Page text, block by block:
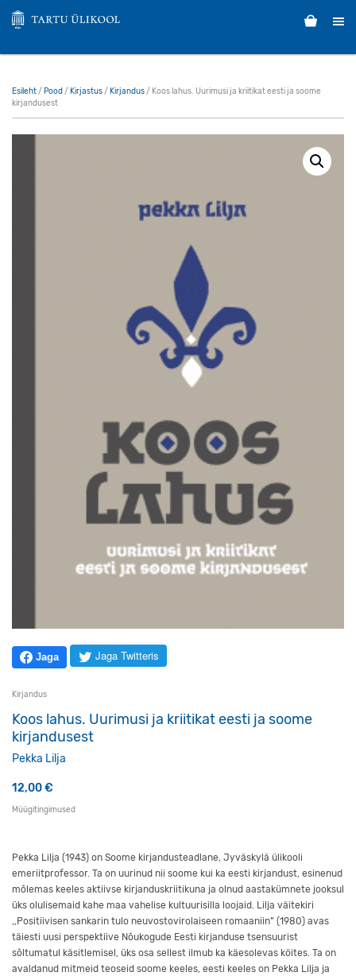
Esileht/ Pood / Kirjastus/ Kirjandus/ Koos lahus. Uurimusi ja kriitikat eesti ja soome
kirjandusest
Jaga Jaga Twitteris
Kirjandus
Koos lahus. Uurimusi ja kriitikat eesti ja soome
kirjandusest
Pekka Lilja
12,00€
Müügitingimused
Pekka Lilja (1943) on Soome kirjandusteadlane, Jyväskylä ülikooli
emeriitprofessor. Ta on uurinud nii soome kui ka eesti kirjandust, esinenud
mõlemas keeles aktiivse kirjanduskriitikuna ja olnud aastakümnete jooksul
üks olulisemaid kahe maa vahelise kultuurisilla loojaid. Lilja väitekiri
,,Positiivisen sankarin tulo neuvostovirolaiseen romaaniin” (1980) avas
täiesti uusi perspektiive Nõukogude Eesti kirjanduse tsensuurist
sõltumatul käsitlemisel, üks osa sellest ilmub ka käesolevas köites. Ta on
avaldanud mitmeid teoseid soome keeles, eesti keeles on Pekka Lilja ja